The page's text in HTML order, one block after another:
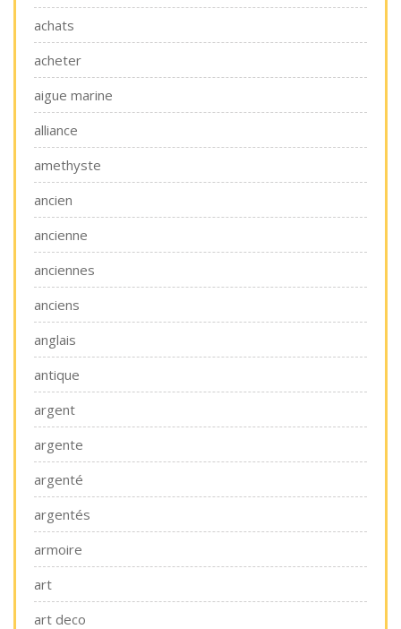
achats
acheter
aigue marine
alliance
amethyste
ancien
ancienne
anciennes
anciens
anglais
antique
argent
argente
argenté
argentés
armoire
art
art deco